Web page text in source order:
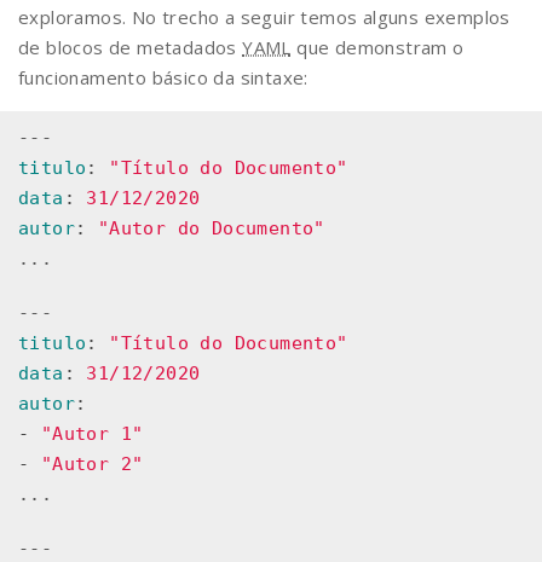
exploramos. No trecho a seguir temos alguns exemplos
de blocos de metadadosYAML que demonstram o
funcionamento básico da sintaxe:
---
titulo : "Título do
Documento"
data :
31/12/2020
autor: "Autor do
Documento"
...
---
titulo : "Título do
Documento"
data :
31/12/2020
autor:
-
"Autor
1"
-
"Autor
2"
...
---